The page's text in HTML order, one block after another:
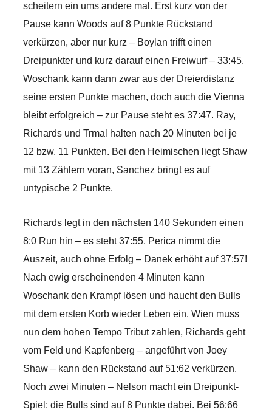
scheitern ein ums andere mal. Erst kurz von der
Pause kann Woods auf 8 Punkte Rückstand
verkürzen, aber nur kurz – Boylan trifft einen
Dreipunkter und kurz darauf einen Freiwurf – 33:45.
Woschank kann dann zwar aus der Dreierdistanz
seine ersten Punkte machen, doch auch die Vienna
bleibt erfolgreich – zur Pause steht es 37:47. Ray,
Richards und Trmal halten nach 20 Minuten bei je
12 bzw. 11 Punkten. Bei den Heimischen liegt Shaw
mit 13 Zählern voran, Sanchez bringt es auf
untypische 2 Punkte.
Richards legt in den nächsten 140 Sekunden einen
8:0 Run hin – es steht 37:55. Perica nimmt die
Auszeit, auch ohne Erfolg – Danek erhöht auf 37:57!
Nach ewig erscheinenden 4 Minuten kann
Woschank den Krampf lösen und haucht den Bulls
mit dem ersten Korb wieder Leben ein. Wien muss
nun dem hohen Tempo Tribut zahlen, Richards geht
vom Feld und Kapfenberg – angeführt von Joey
Shaw – kann den Rückstand auf 51:62 verkürzen.
Noch zwei Minuten – Nelson macht ein Dreipunkt-
Spiel: die Bulls sind auf 8 Punkte dabei. Bei 56:66